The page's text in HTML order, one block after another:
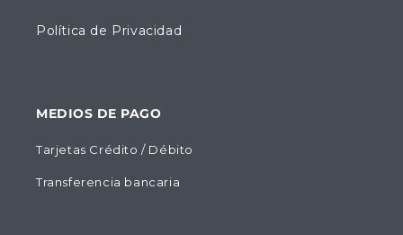
Política de Privacidad
MEDIOS DE PAGO
Tarjetas Crédito / Débito
Transferencia bancaria